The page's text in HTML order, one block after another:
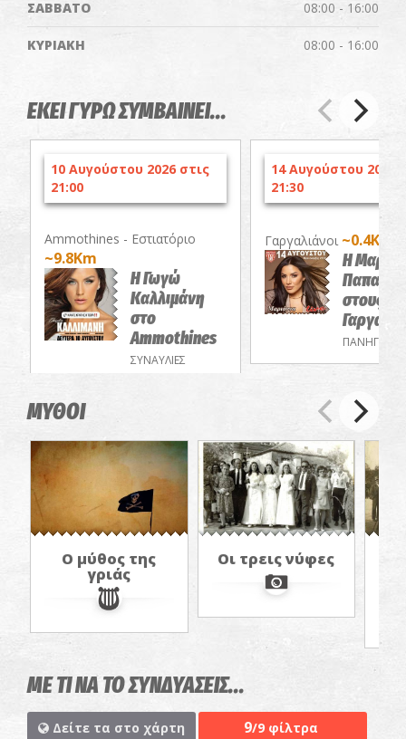
ΣΑΒΒΑΤΟ 08:00 - 16:00
ΚΥΡΙΑΚΗ 08:00 - 16:00
ΕΚΕΙ ΓΥΡΩ ΣΥΜΒΑΙΝΕΙ...
10 Αυγούστου 2026 στις
21:00
Ammothines - Εστιατόριο
~9.8Km
Η Γωγώ
Καλλιμάνη
στο
Ammothines
ΣΥΝΑΥΛΙΕΣ
14 Αυγούστου 2026
21:30
Γαργαλιάνοι ~0.4Km
Η
στους
ΠΑΝΗΓΥΡΙΑ
ΜΥΘΟΙ
Ο μύθος της
γριάς
Οι τρεις νύφες
ΜΕ ΤΙ ΝΑ ΤΟ ΣΥΝΔΥΑΣΕΙΣ...
Δείτε τα στο χάρτη 9/9 φίλτρα